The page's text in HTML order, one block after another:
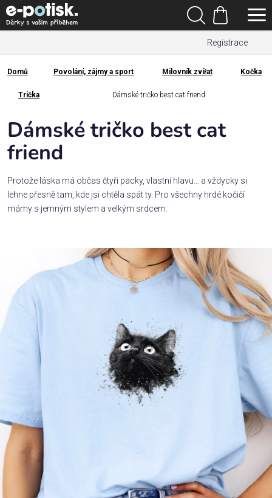
Přejít
na
obsah
Registrace
Hledat
Nákupní
košík
Kategorie
Dárek
pro
Rodina
/
Láska
Příležitosti
Domácnost
Oblečení
Přihlášení
Domů
Domů Povolání, zájmy a sport Milovník zvířat Kočka
Trička Dámské tričko best cat friend
Dámské tričko best cat
friend
Protože láska má občas čtyři packy, vlastní hlavu… a vždycky si
lehne přesně tam, kde jsi chtěla spát ty. Pro všechny hrdé kočičí
mámy s jemným stylem a velkým srdcem.